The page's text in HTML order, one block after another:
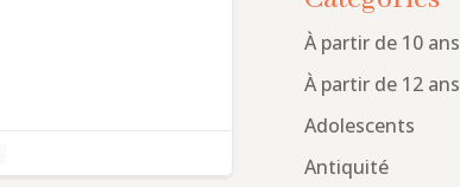
À partir de 10 ans
À partir de 12 ans
Adolescents
Antiquité